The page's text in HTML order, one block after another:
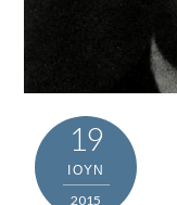
19
ΙΟΎΝ
2015